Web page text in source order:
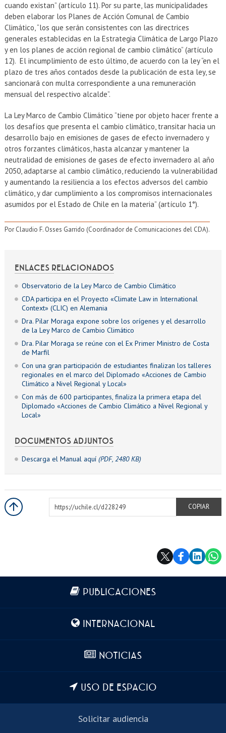
ENLACES RELACIONADOS
Observatorio de la Ley Marco de Cambio Climático
CDA participa en el Proyecto «Climate Law in International
Context» (CLIC) en Alemania
Dra. Pilar Moraga expone sobre los orígenes y el desarrollo
de la Ley Marco de Cambio Climático
Dra. Pilar Moraga se reúne con el Ex Primer Ministro de Costa
de Marfil
Con una gran participación de estudiantes finalizan los talleres
regionales en el marco del Diplomado «Acciones de Cambio
Climático a Nivel Regional y Local»
Con más de 600 participantes, finaliza la primera etapa del
Diplomado «Acciones de Cambio Climático a Nivel Regional y
Local»
DOCUMENTOS ADJUNTOS
Descarga el Manual aquí (PDF, 2480 KB)
cuando existan” (artículo 11). Por su parte, las municipalidades
deben elaborar los Planes de Acción Comunal de Cambio
Climático, “los que serán consistentes con las directrices
generales establecidas en la Estrategia Climática de Largo Plazo
y en los planes de acción regional de cambio climático” (artículo
12). El incumplimiento de esto último, de acuerdo con la ley “en el
plazo de tres años contados desde la publicación de esta ley, se
sancionará con multa correspondiente a una remuneración
mensual del respectivo alcalde”.
La Ley Marco de Cambio Climático “tiene por objeto hacer frente a
los desafíos que presenta el cambio climático, transitar hacia un
desarrollo bajo en emisiones de gases de efecto invernadero y
otros forzantes climáticos, hasta alcanzar y mantener la
neutralidad de emisiones de gases de efecto invernadero al año
2050, adaptarse al cambio climático, reduciendo la vulnerabilidad
y aumentando la resiliencia a los efectos adversos del cambio
climático, y dar cumplimiento a los compromisos internacionales
asumidos por el Estado de Chile en la materia” (artículo 1°).
Por Claudio F. Osses Garrido (Coordinador de Comunicaciones del CDA).
https://uchile.cl/d228249
COPIAR
Más información
PUBLICACIONES
INTERNACIONAL
NOTICIAS
USO DE ESPACIO
Solicitar audiencia